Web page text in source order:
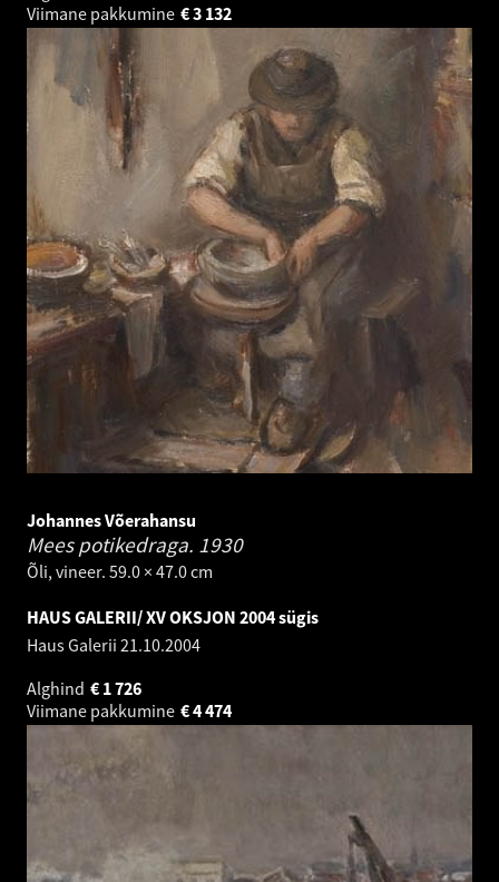
Viimane pakkumine
3 132
€
Johannes Võerahansu
Mees potikedraga. 1930
Õli, vineer. 59.0 × 47.0 cm
HAUS GALERII/ XV OKSJON 2004 sügis
Haus Galerii 21.10.2004
Alghind
1 726
€
Viimane pakkumine
4 474
€